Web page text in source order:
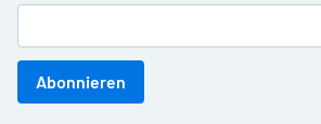
Abonnieren